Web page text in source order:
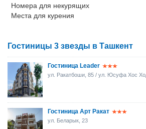
Номера для некурящих
Места для курения
Гостиницы 3 звезды в Ташкент
Гостиница Leader
ул. Ракатбоши, 85 / ул. Юсуфа Хос
Гостиница Арт Ракат
ул. Беларык, 23